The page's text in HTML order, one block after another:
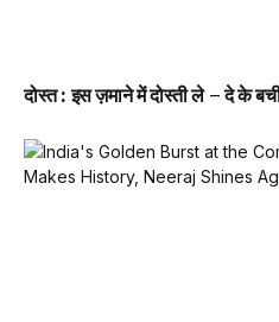
दोस्त : इस ज़माने में दोस्ती ले – दे के